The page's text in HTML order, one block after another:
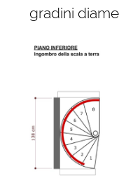
gradini